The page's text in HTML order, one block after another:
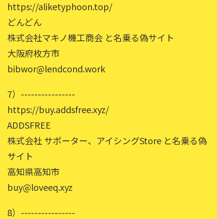
https://aliketyphoon.top/
どんどん
株式会社マキノ機工商会 と名乗る偽サイト
大阪府枚方市
bibwor@lendcond.work
7）----------------
https://buy.addsfree.xyz/
ADDSFREE
株式会社 サポーター、アイシングStore と名乗る偽
サイト
高知県高知市
buy@loveeq.xyz
8）----------------